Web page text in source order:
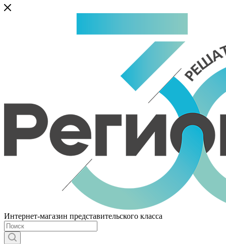
Интернет-магазин представительского класса